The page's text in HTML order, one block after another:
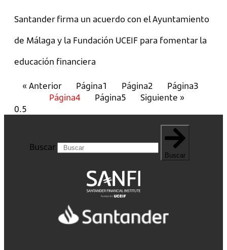
Santander firma un acuerdo con el Ayuntamiento
de Málaga y la Fundación UCEIF para fomentar la
educación financiera
« Anterior Página1 Página2 Página3
Página4 Página5 Siguiente »
Buscar
Buscar